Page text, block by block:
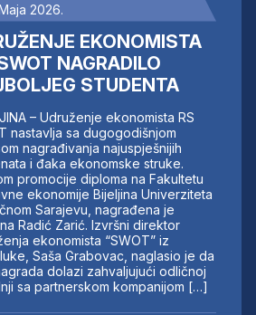
2026.
EKONOMISTA
NAGRADILO
STUDENTA
– Udruženje ekonomista RS
nastavlja sa dugogodišnjom
nagrađivanja najuspješnijih
i đaka ekonomske struke.
promocije diploma na Fakultetu
ekonomije Bijeljina Univerziteta
Sarajevu, nagrađena je
Radić Zarić. Izvršni direktor
ekonomista “SWOT” iz
Saša Grabovac, naglasio je da
dolazi zahvaljujući odličnoj
sa partnerskom kompanijom […]